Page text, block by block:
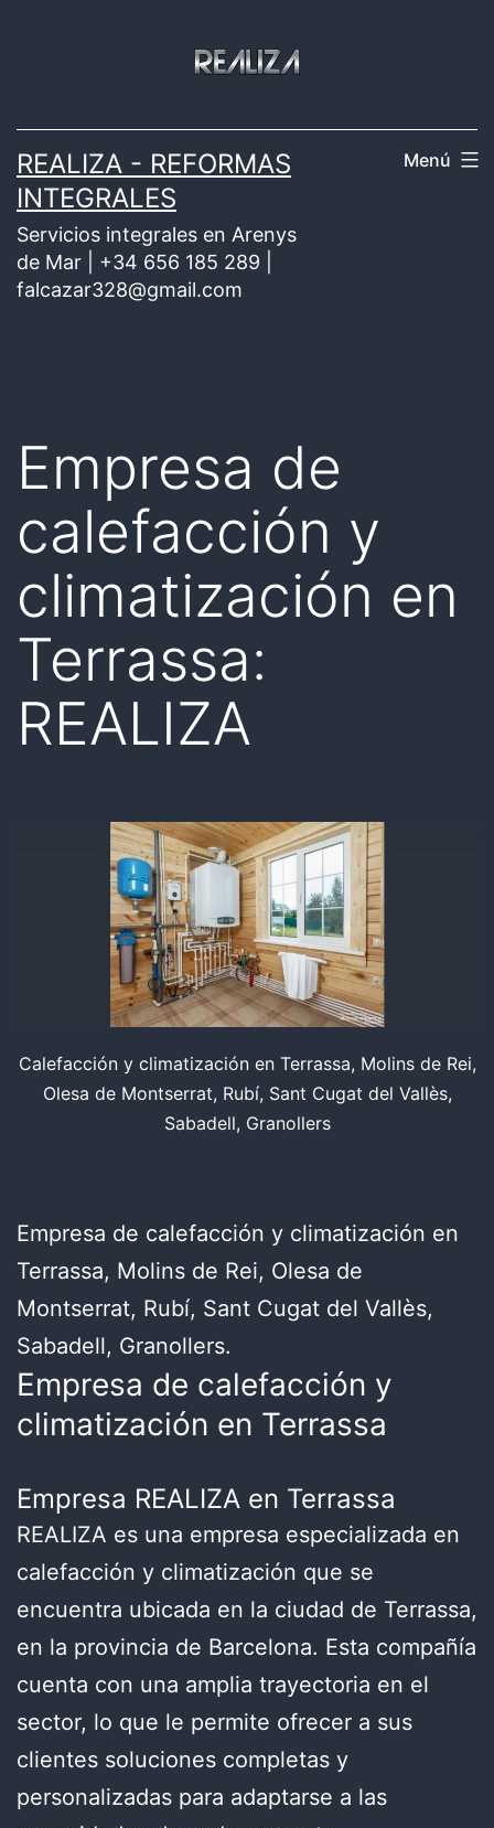
REALIZA - REFORMAS
INTEGRALES
Servicios integrales en Arenys
de Mar | +34 656 185 289 |
falcazar328@gmail.com
Menú
Empresa de
calefacción y
climatización en
Terrassa:
REALIZA
Calefacción y climatización en Terrassa, Molins de Rei,
Olesa de Montserrat, Rubí, Sant Cugat del Vallès,
Sabadell, Granollers
Empresa de calefacción y climatización en
Terrassa, Molins de Rei, Olesa de
Montserrat, Rubí, Sant Cugat del Vallès,
Sabadell, Granollers.
Empresa de calefacción y
climatización en Terrassa
Empresa REALIZA en Terrassa
REALIZA es una empresa especializada en
calefacción y climatización que se
encuentra ubicada en la ciudad de Terrassa,
en la provincia de Barcelona. Esta compañía
cuenta con una amplia trayectoria en el
sector, lo que le permite ofrecer a sus
clientes soluciones completas y
personalizadas para adaptarse a las